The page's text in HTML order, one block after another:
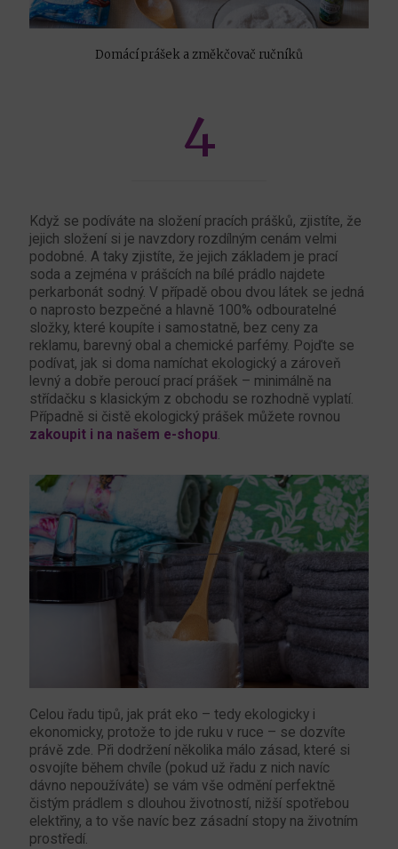
Domácí prášek a změkčovač ručníků
4
Když se podíváte na složení pracích prášků, zjistíte, že
jejich složení si je navzdory rozdílným cenám velmi
podobné. A taky zjistíte, že jejich základem je prací
soda a zejména v prášcích na bílé prádlo najdete
perkarbonát sodný. V případě obou dvou látek se jedná
o naprosto bezpečné a hlavně 100% odbouratelné
složky, které koupíte i samostatně, bez ceny za
reklamu, barevný obal a chemické parfémy. Pojďte se
podívat, jak si doma namíchat ekologický a zároveň
levný a dobře peroucí prací prášek – minimálně na
střídačku s klasickým z obchodu se rozhodně vyplatí.
Případně si čistě ekologický prášek můžete rovnou
zakoupit i na našem e-shopu.
Celou řadu tipů, jak prát eko – tedy ekologicky i
ekonomicky, protože to jde ruku v ruce – se dozvíte
právě zde. Při dodržení několika málo zásad, které si
osvojíte během chvíle (pokud už řadu z nich navíc
dávno nepoužíváte) se vám vše odmění perfektně
čistým prádlem s dlouhou životností, nižší spotřebou
elektřiny, a to vše navíc bez zásadní stopy na životním
prostředí.